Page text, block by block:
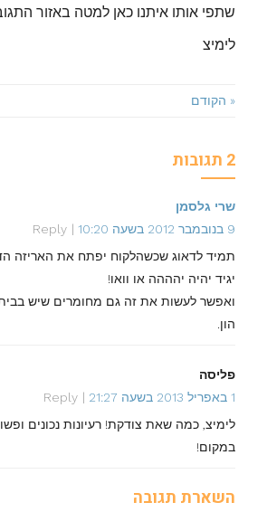
שתפי אותו איתנו כאן למטה באזור
לימיצ
« הקודם
2 תגובות
שרי גלסמן
9 בנובמבר 2012 בשעה 10:20
Reply
תמיד לדאוג שכשהלקוח יפתח את האריזה
יגיד יהיה יהההה או וואו!
ואפשר לעשות את זה גם מחומרים שיש בבית
הון.
פליסה
1 באפריל 2013 בשעה 21:27
Reply
לימיצ, כמה שאת צודקת! רעיונות נכונים
במקום!
השארת תגובה